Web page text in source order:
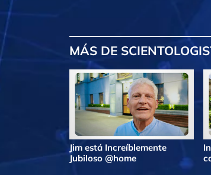
MÁS DE
Jim está Increíblemente
Jubiloso @home